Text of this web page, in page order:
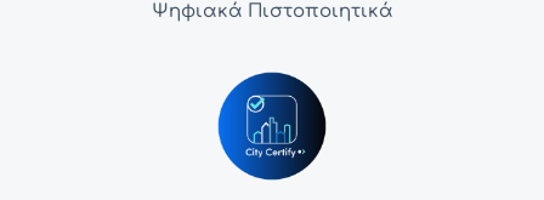
Ψηφιακά Πιστοποιητικά